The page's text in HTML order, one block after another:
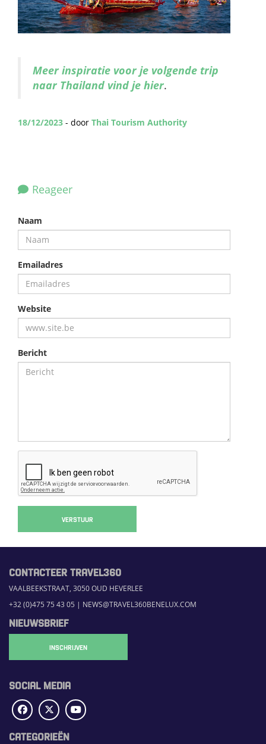
Meer inspiratie voor je volgende trip
naar Thailand vind je hier.
18/12/2023 - door Thai Tourism Authority
Reageer
Naam
Emailadres
Website
Bericht
VERSTUUR
CONTACTEER TRAVEL360
VAALBEEKSTRAAT, 3050 OUD HEVERLEE
+32 (0)475 75 43 05 | NEWS@TRAVEL360BENELUX.COM
NIEUWSBRIEF
INSCHRIJVEN
SOCIAL MEDIA
CATEGORIEËN